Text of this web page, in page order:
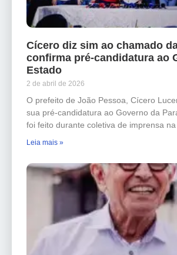
Cícero diz sim ao chamado
confirma pré-candidatura ao
Estado
2 de abril de 2026
O prefeito de João Pessoa, Cícero
sua pré-candidatura ao Governo da
foi feito durante coletiva de imprensa
Leia mais »